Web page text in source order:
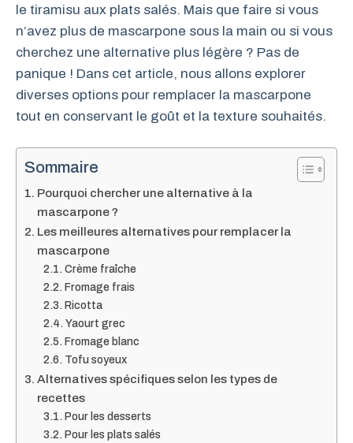
le tiramisu aux plats salés. Mais que faire si vous
n’avez plus de mascarpone sous la main ou si vous
cherchez une alternative plus légère ? Pas de
panique ! Dans cet article, nous allons explorer
diverses options pour remplacer la mascarpone
tout en conservant le goût et la texture souhaités.
Sommaire
Pourquoi chercher une alternative à la
mascarpone ?
Les meilleures alternatives pour remplacer la
mascarpone
Crème fraîche
Fromage frais
Ricotta
Yaourt grec
Fromage blanc
Tofu soyeux
Alternatives spécifiques selon les types de
recettes
Pour les desserts
Pour les plats salés